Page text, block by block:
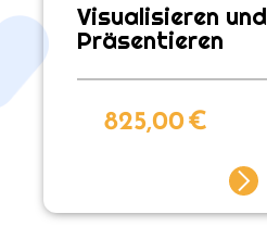
Visualisieren und
Präsentieren
825,00€